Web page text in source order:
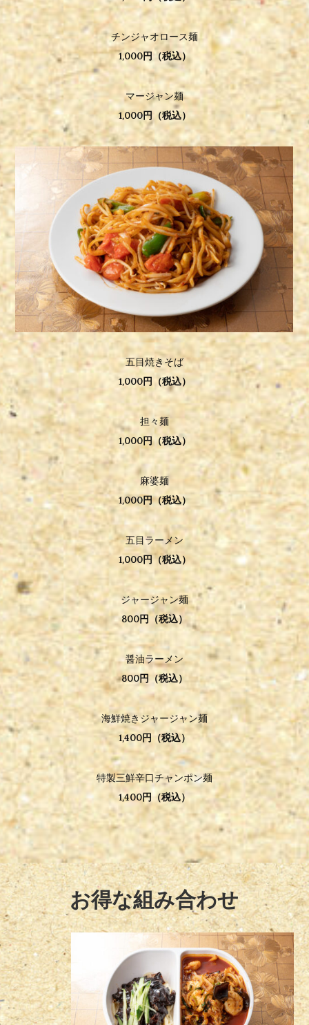
チンジャオロース麺
1,000円（税込）
マージャン麺
1,000円（税込）
五目焼きそば
1,000円（税込）
担々麺
1,000円（税込）
麻婆麺
1,000円（税込）
五目ラーメン
1,000円（税込）
ジャージャン麺
800円（税込）
醤油ラーメン
800円（税込）
海鮮焼きジャージャン麺
1,400円（税込）
特製三鮮辛口チャンポン麺
1,400円（税込）
お得な組み合わせ